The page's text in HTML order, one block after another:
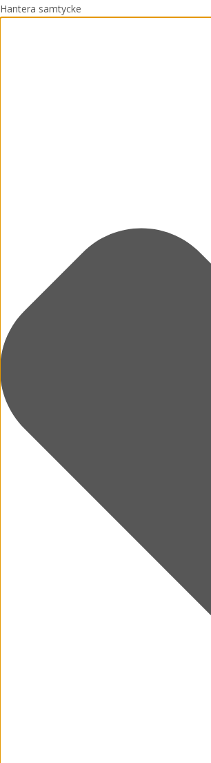
Hantera samtycke